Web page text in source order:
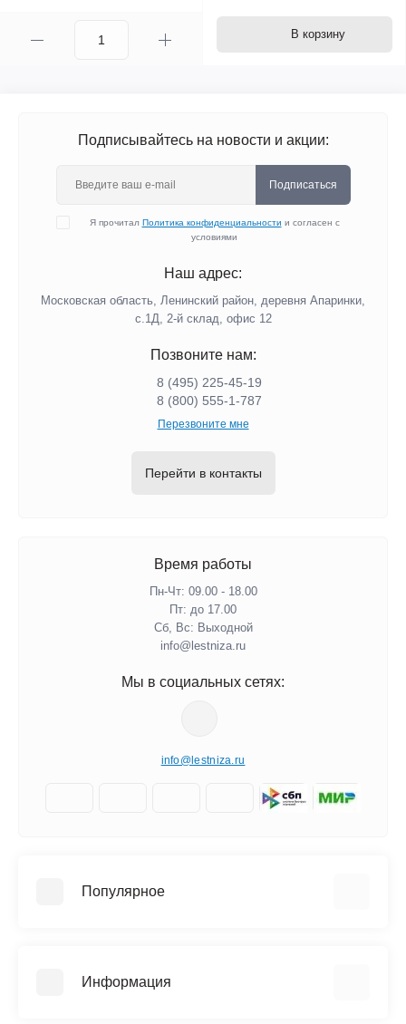
В корзину
Подписывайтесь на новости и акции:
Подписаться
Я прочитал Политика конфиденциальности и согласен с
условиями
Наш адрес:
Московская область, Ленинский район, деревня Апаринки,
с.1Д, 2-й склад, офис 12
Позвоните нам:
8 (495) 225-45-19
8 (800) 555-1-787
Перезвоните мне
Перейти в контакты
Время работы
Пн-Чт: 09.00 - 18.00
Пт: до 17.00
Сб, Вс: Выходной
info@lestniza.ru
Мы в социальных сетях:
info@lestniza.ru
Популярное
Четырехсекционные лестницы
Информация